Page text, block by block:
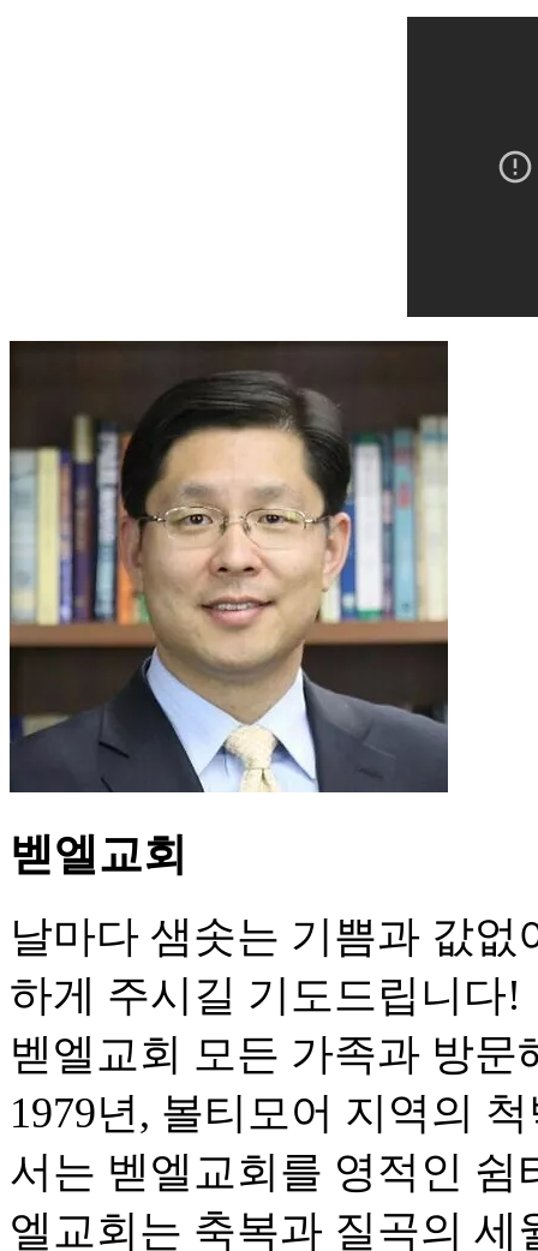
벧엘교회
날마다 샘솟는 기쁨과 값
하게 주시길 기도드립니다!
벧엘교회 모든 가족과 방
1979년, 볼티모어 지역의
서는 벧엘교회를 영적인 쉼
엘교회는 축복과 질곡의